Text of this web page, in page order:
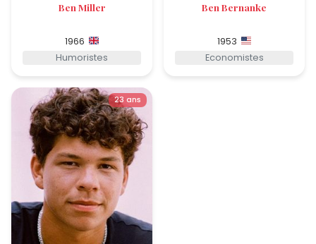
Ben Miller
1966
Humoristes
Ben Bernanke
1953
Economistes
23 ans